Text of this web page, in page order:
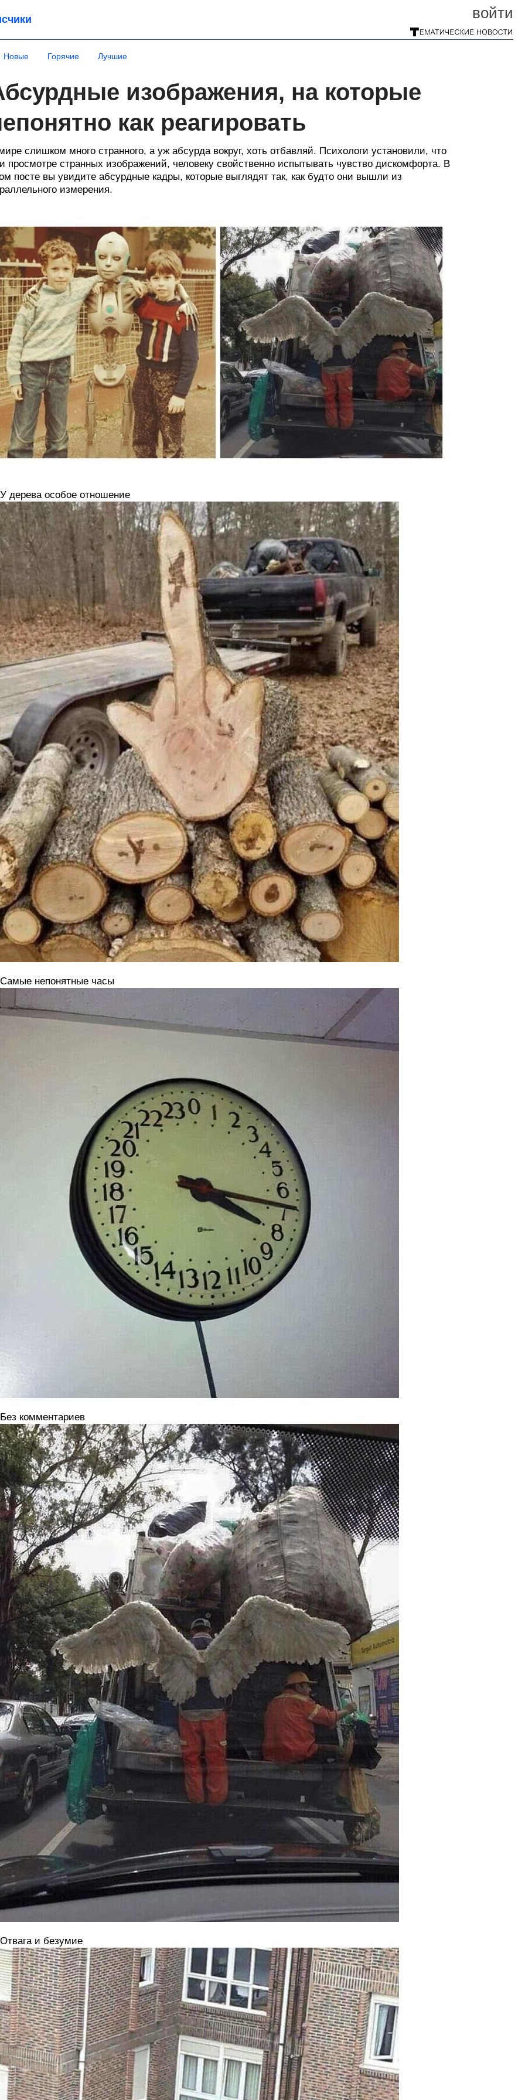
войти
Новые Горячие Лучшие
изображения, на которые
как реагировать
слишком много странного, а уж абсурда вокруг, хоть отбавляй. Психологи установили, что
просмотре странных изображений, человеку свойственно испытывать чувство дискомфорта. В
посте вы увидите абсурдные кадры, которые выглядят так, как будто они вышли из
измерения.
дерева особое отношение
непонятные часы
комментариев
и безумие